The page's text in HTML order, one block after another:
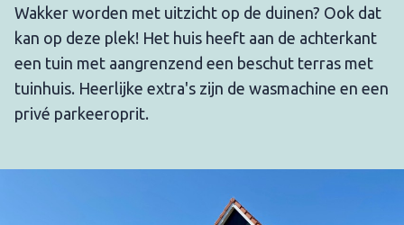
Wakker worden met uitzicht op de duinen? Ook dat
kan op deze plek! Het huis heeft aan de achterkant
een tuin met aangrenzend een beschut terras met
tuinhuis. Heerlijke extra's zijn de wasmachine en een
privé parkeeroprit.